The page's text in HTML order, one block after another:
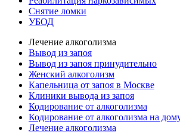
Снятие ломки
УБОД
Лечение алкоголизма
Вывод из запоя
Вывод из запоя принудительно
Женский алкоголизм
Капельница от запоя в Москве
Клиники вывода из запоя
Кодирование от алкоголизма
Кодирование от алкоголизма на
Лечение алкоголизма